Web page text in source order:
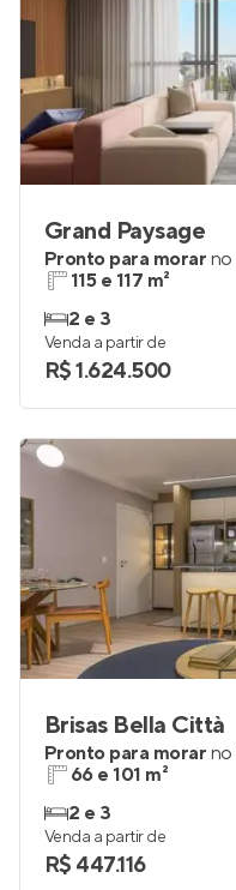
Grand Paysage
Pronto para morar no
115 e 117 m²
2 e 3
Venda a partir de
R$ 1.624.500
Brisas Bella Città
Pronto para morar no
66 e 101 m²
2 e 3
Venda a partir de
R$ 447.116